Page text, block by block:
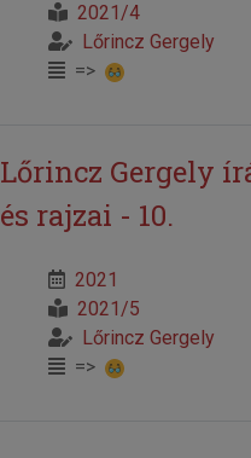
2021/4
Lőrincz Gergely
=>
Lőrincz Gergely
és rajzai - 10.
2021
2021/5
Lőrincz Gergely
=>